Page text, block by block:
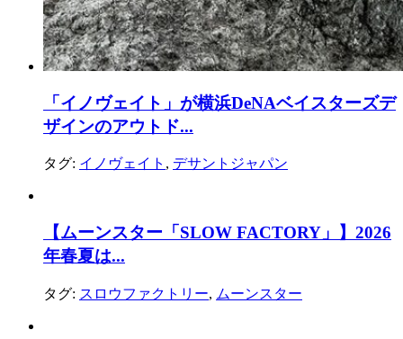
「イノヴェイト」が横浜DeNAベイスターズデ
ザインのアウトド...
タグ: イノヴェイト , デサントジャパン
【ムーンスター「SLOW FACTORY」】2026
年春夏は...
タグ: スロウファクトリー, ムーンスター